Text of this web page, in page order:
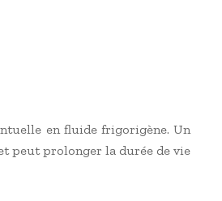
en fluide frigorigène. Un
peut prolonger la durée de vie